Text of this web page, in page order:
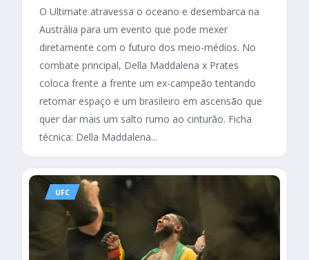
O Ultimate atravessa o oceano e desembarca na
Austrália para um evento que pode mexer
diretamente com o futuro dos meio-médios. No
combate principal, Della Maddalena x Prates
coloca frente a frente um ex-campeão tentando
retomar espaço e um brasileiro em ascensão que
quer dar mais um salto rumo ao cinturão. Ficha
técnica: Della Maddalena...
UFC